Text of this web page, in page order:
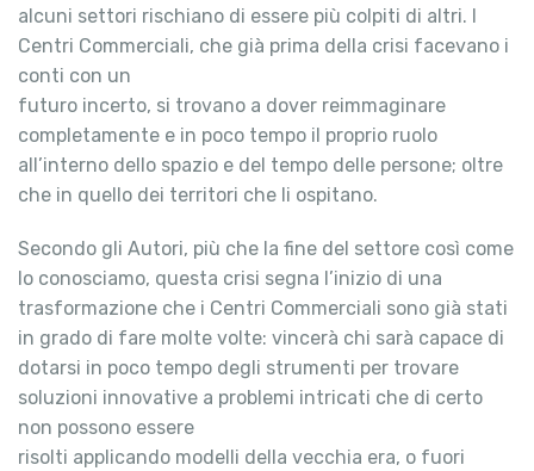
alcuni settori rischiano di essere più colpiti di altri. I
Centri Commerciali, che già prima della crisi facevano i
conti con un
futuro incerto, si trovano a dover reimmaginare
completamente e in poco tempo il proprio ruolo
all’interno dello spazio e del tempo delle persone; oltre
che in quello dei territori che li ospitano.
Secondo gli Autori, più che la fine del settore così come
lo conosciamo, questa crisi segna l’inizio di una
trasformazione che i Centri Commerciali sono già stati
in grado di fare molte volte: vincerà chi sarà capace di
dotarsi in poco tempo degli strumenti per trovare
soluzioni innovative a problemi intricati che di certo
non possono essere
risolti applicando modelli della vecchia era, o fuori